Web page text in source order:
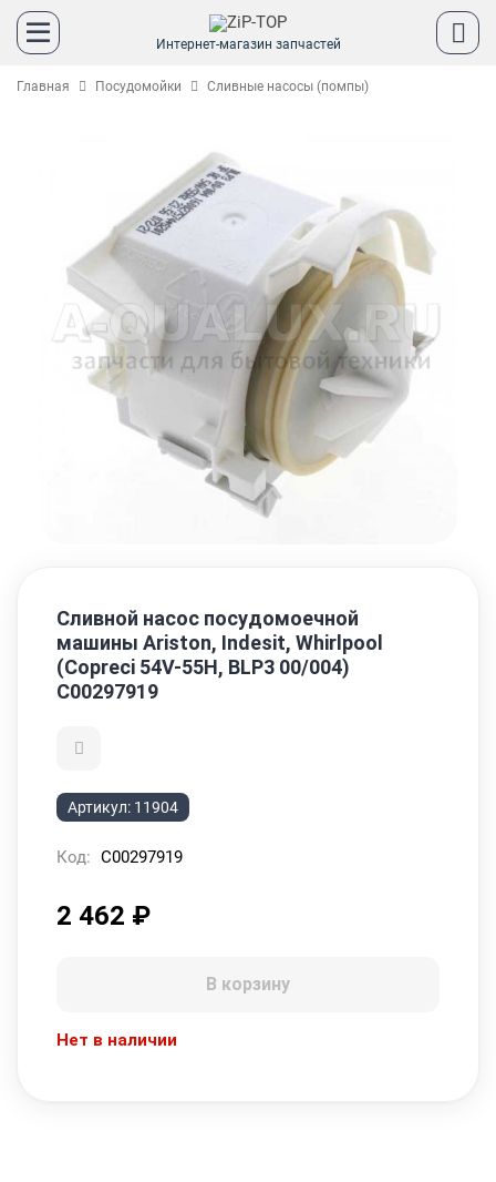
Интернет-магазин запчастей
Главная Посудомойки Сливные насосы (помпы)
Сливной насос посудомоечной
машины Ariston, Indesit, Whirlpool
(Copreci 54V-55H, BLP3 00/004)
C00297919
Артикул: 11904
Код: C00297919
2 462 ₽
В корзину
Нет в наличии